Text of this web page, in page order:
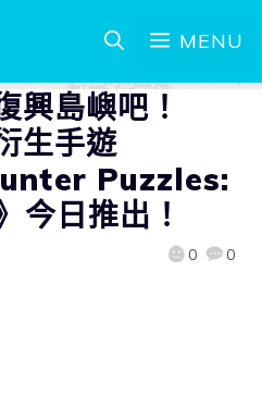
MENU
興島嶼吧！
生手遊
Puzzles:
日推出！
0 0